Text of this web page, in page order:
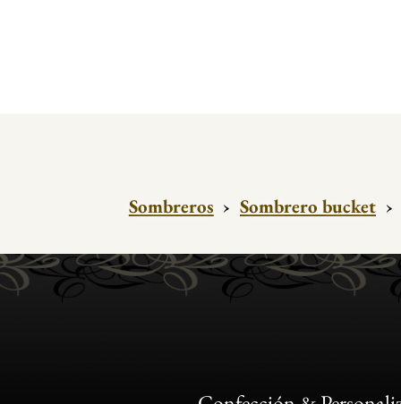
Sombreros › Sombrero bucket ›